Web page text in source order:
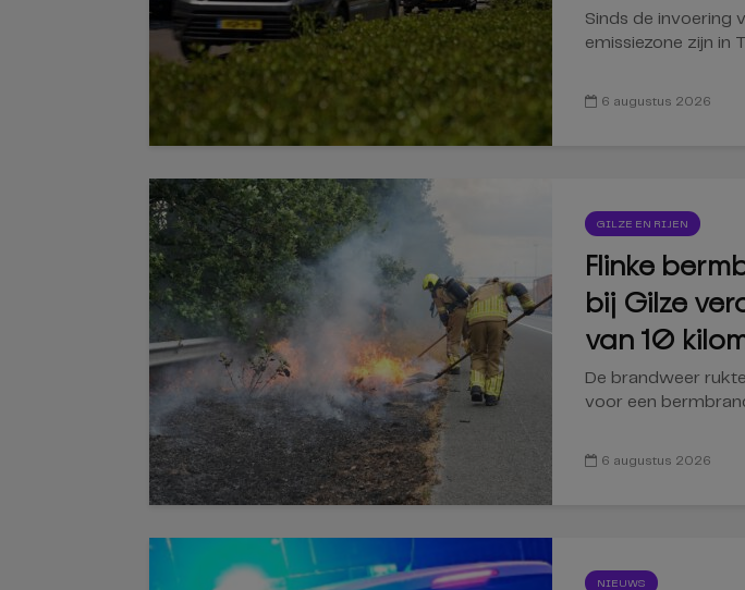
Sinds de invoering
emissiezone zijn in
6 augustus 2026
GILZE EN RIJEN
Flinke
bij Gilze
van 10
De brandweer
voor een
6 augustus 2026
NIEUWS